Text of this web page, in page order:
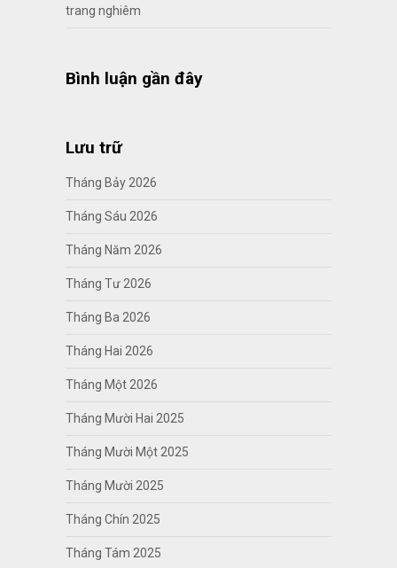
trang nghiêm
Bình luận gần đây
Lưu trữ
Tháng Bảy 2026
Tháng Sáu 2026
Tháng Năm 2026
Tháng Tư 2026
Tháng Ba 2026
Tháng Hai 2026
Tháng Một 2026
Tháng Mười Hai 2025
Tháng Mười Một 2025
Tháng Mười 2025
Tháng Chín 2025
Tháng Tám 2025